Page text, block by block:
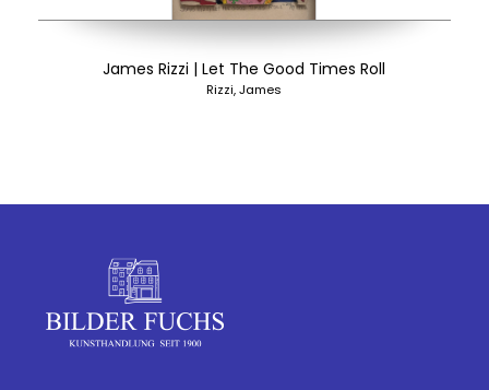
James Rizzi | Let The Good Times Roll
Rizzi, James